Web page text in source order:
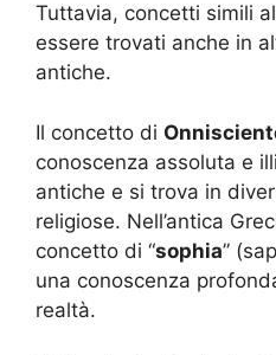
Tuttavia, concetti simili
essere trovati anche in
antiche.
Il concetto di
conoscenza assoluta e
antiche e si trova in
religiose. Nell’antica
concetto di “sophia”
una conoscenza
realtà.